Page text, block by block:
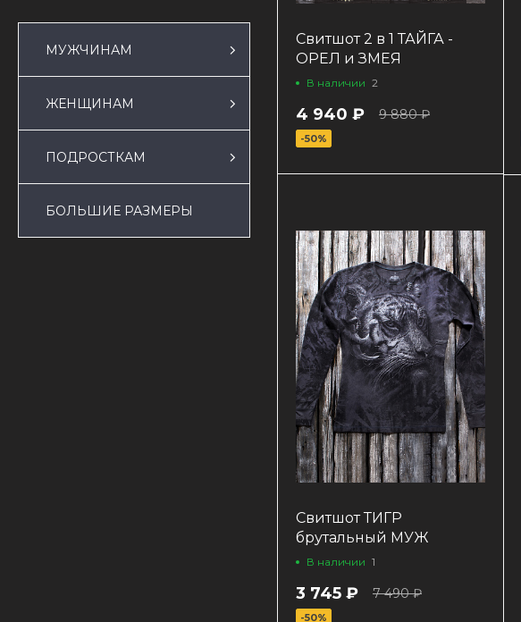
МУЖЧИНАМ
ЖЕНЩИНАМ
ПОДРОСТКАМ
БОЛЬШИЕ РАЗМЕРЫ
Свитшот 2 в 1 ТАЙГА -
ОРЕЛ и ЗМЕЯ
В наличии 2
4 940 ₽ 9 880 ₽
-50%
Свитшот ТИГР
брутальный МУЖ
В наличии 1
3 745 ₽ 7 490 ₽
-50%